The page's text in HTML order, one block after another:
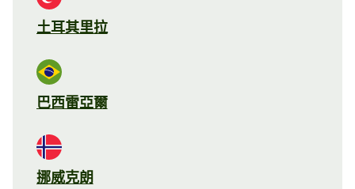
土耳其里拉
巴西雷亞爾
挪威克朗